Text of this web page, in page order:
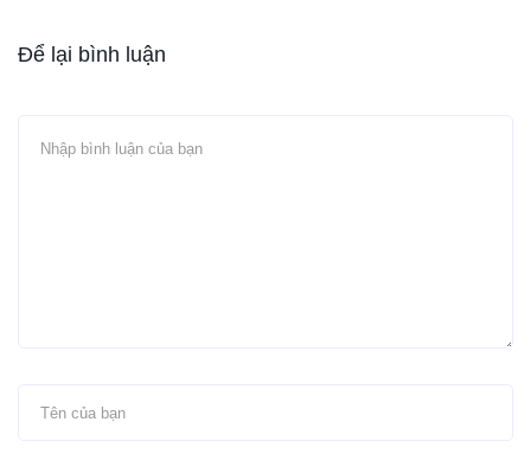
Để lại bình luận